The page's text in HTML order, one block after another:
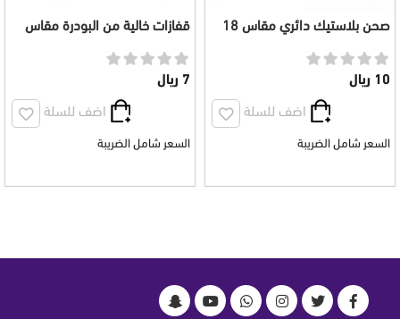
صحن بلاستيك دائري مقاس 18
10 ريال
اضف للسلة
السعر شامل الضريبة
قفازات خالية من البودرة مقاس
7 ريال
اضف للسلة
السعر شامل الضريبة